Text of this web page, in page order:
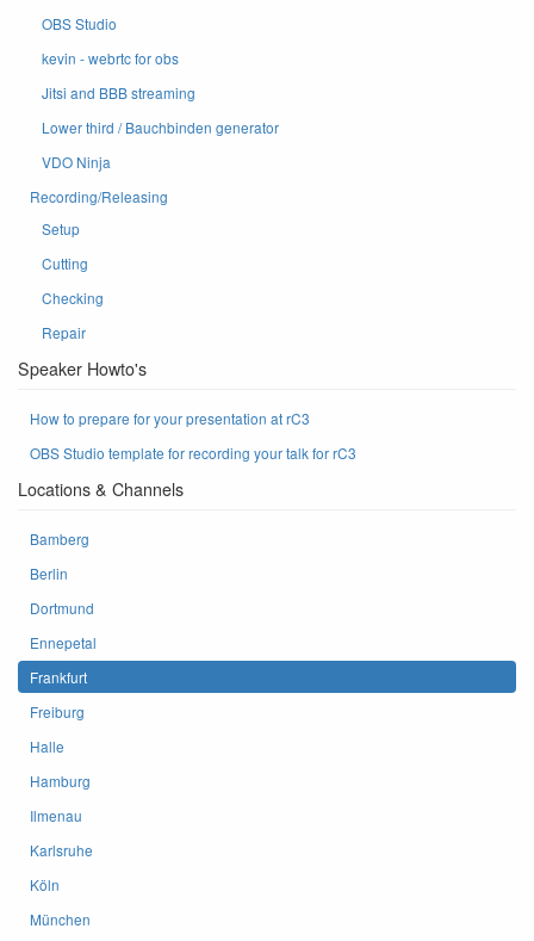
OBS Studio
kevin - webrtc for obs
Jitsi and BBB streaming
Lower third / Bauchbinden generator
VDO Ninja
Recording/Releasing
Setup
Cutting
Checking
Repair
Speaker Howto's
How to prepare for your presentation at rC3
OBS Studio template for recording your talk for rC3
Locations & Channels
Bamberg
Berlin
Dortmund
Ennepetal
Frankfurt
Freiburg
Halle
Hamburg
Ilmenau
Karlsruhe
Köln
München